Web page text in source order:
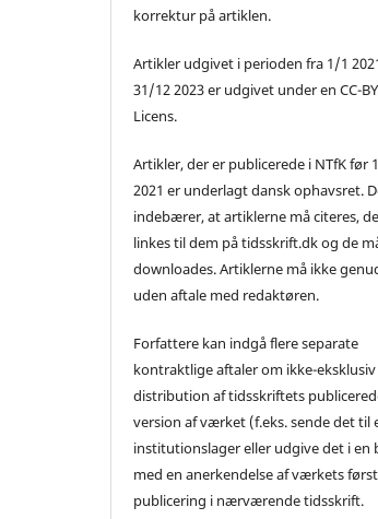
korrektur på artiklen.
Artikler udgivet i perioden fra 1/1
31/12 2023 er udgivet under en CC-
Licens.
Artikler, der er publicerede i NTfK før
2021 er underlagt dansk ophavsret.
indebærer, at artiklerne må citeres,
linkes til dem på tidsskrift.dk og de
downloades. Artiklerne må ikke
uden aftale med redaktøren.
Forfattere kan indgå flere separate
kontraktlige aftaler om ikke-eksklusiv
distribution af tidsskriftets
version af værket (f.eks. sende det til
institutionslager eller udgive det i en
med en anerkendelse af værkets
publicering i nærværende tidsskrift.